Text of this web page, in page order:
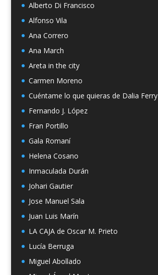
Alberto Di Francisco
Alfonso Vila
Ana Correro
Ana March
Areta in the city
Carmen Moreno
Cuéntame lo que quieras de Dalia Ferry
Fernando J. López
Fran Portillo
Gala Romaní
Helena Cosano
Inmaculada Durán
Johari Gautier
Jose Manuel Sala
Juan Luis Marín
LA CAJA de Oscar M. Prieto
Lucía Berruga
Miguel Abollado